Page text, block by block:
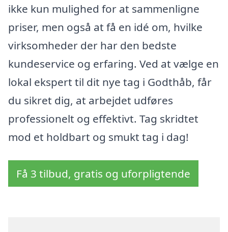
ikke kun mulighed for at sammenligne
priser, men også at få en idé om, hvilke
virksomheder der har den bedste
kundeservice og erfaring. Ved at vælge en
lokal ekspert til dit nye tag i Godthåb, får
du sikret dig, at arbejdet udføres
professionelt og effektivt. Tag skridtet
mod et holdbart og smukt tag i dag!
Få 3 tilbud, gratis og uforpligtende